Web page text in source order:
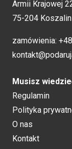
Armii Krajowej
75-204 Koszalin
zamówienia:
Musisz
Regulamin
Polityka
O nas
Kontakt